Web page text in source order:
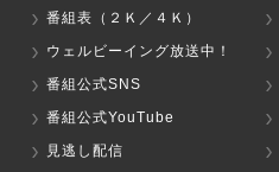
番組表（２Ｋ／４Ｋ）
ウェルビーイング放送中！
番組公式SNS
番組公式YouTube
見逃し配信